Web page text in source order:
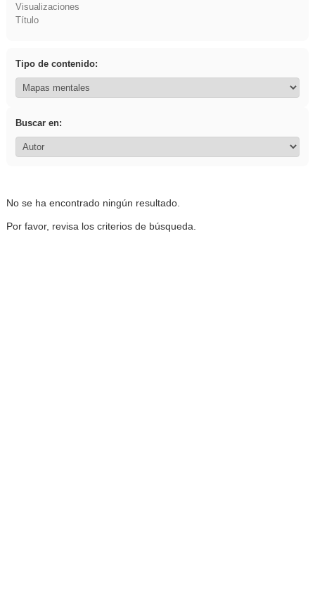
Visualizaciones
Título
Tipo de contenido:
Buscar en:
No se ha encontrado ningún resultado.
Por favor, revisa los criterios de búsqueda.